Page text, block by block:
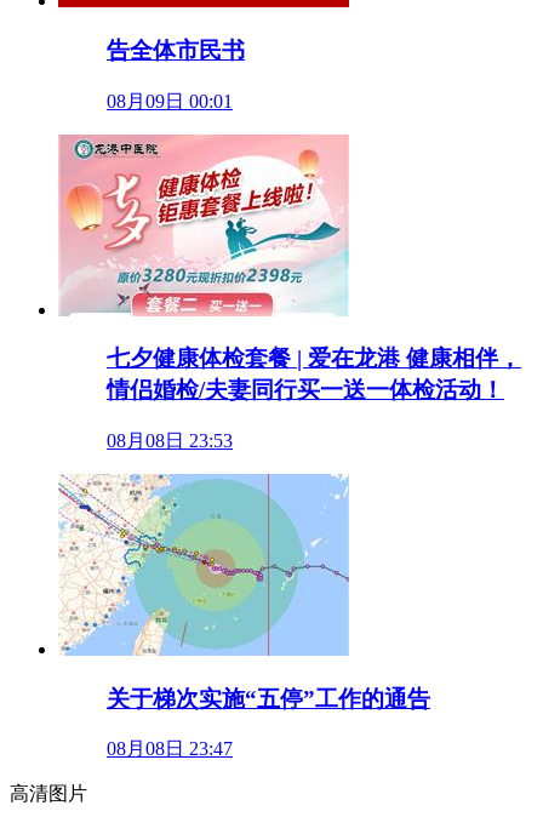
告全体市民书
08月09日 00:01
七夕健康体检套餐 | 爱在龙港 健康相伴，
情侣婚检/夫妻同行买一送一体检活动！
08月08日 23:53
关于梯次实施“五停”工作的通告
08月08日 23:47
高清图片